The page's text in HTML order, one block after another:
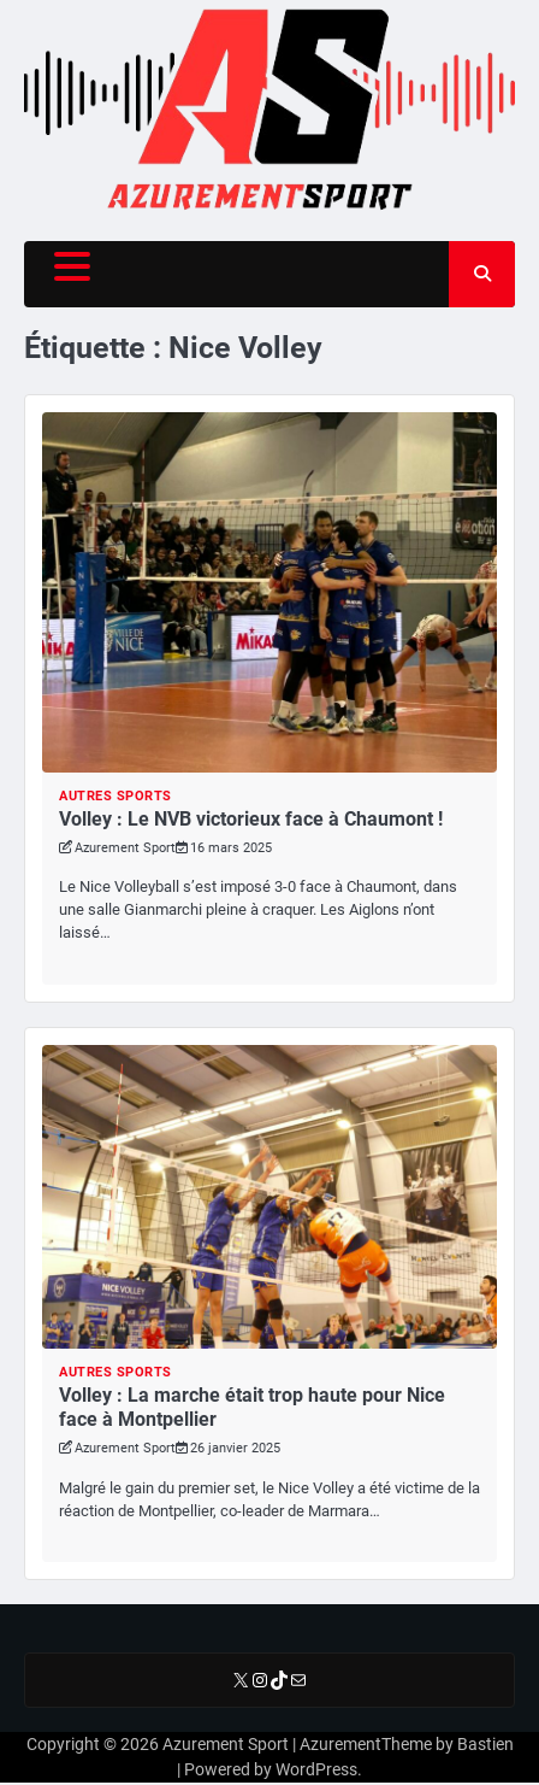
content
Étiquette : Nice Volley
AUTRES SPORTS
Volley : Le NVB victorieux face à Chaumont !
Azurement Sport 16 mars 2025
Le Nice Volleyball s’est imposé 3-0 face à Chaumont, dans
une salle Gianmarchi pleine à craquer. Les Aiglons n’ont
laissé…
AUTRES SPORTS
Volley : La marche était trop haute pour Nice
face à Montpellier
Azurement Sport 26 janvier 2025
Malgré le gain du premier set, le Nice Volley a été victime de la
réaction de Montpellier, co-leader de Marmara…
X Instagram
TikTok
E-mail
Copyright © 2026Azurement Sport | AzurementTheme by Bastien
| Powered byWordPress.